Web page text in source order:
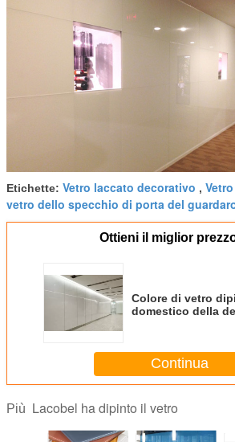
Etichette: Vetro laccato decorativo ,
vetro dello specchio di porta del
Ottieni il miglior
Colore di vetro
domestico della
Continua
Più Lacobel ha dipinto il vetro